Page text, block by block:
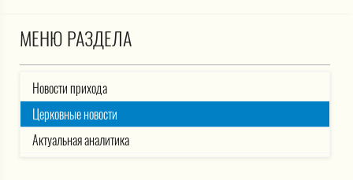
МЕНЮ РАЗДЕЛА
Новости прихода
Церковные новости
Актуальная аналитика